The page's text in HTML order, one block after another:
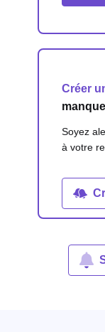
Créer
Soyez
à votre